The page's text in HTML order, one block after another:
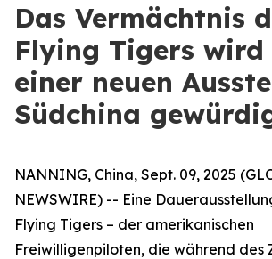
Das Vermächtnis
Flying Tigers
einer neuen
Südchina
NANNING, China, Sept. 09, 2025
NEWSWIRE) -- Eine
Flying Tigers – der amerikanischen
Freiwilligenpiloten, die während des